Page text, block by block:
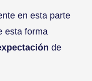
en esta parte
esta forma
de